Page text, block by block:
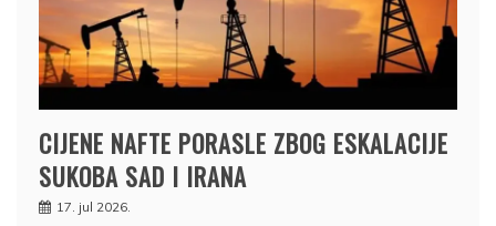
CIJENE NAFTE PORASLE ZBOG ESKALACIJE
SUKOBA SAD I IRANA
17. jul 2026.